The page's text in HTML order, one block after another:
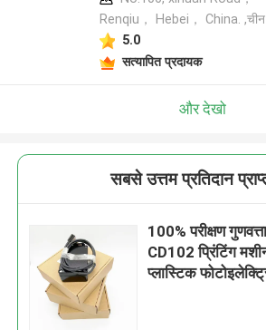
Renqiu， Hebei， China. ,चीन
5.0
सत्यापित प्रदायक
और देखो
सबसे उत्तम प्रतिदान
100% परीक्षण
CD102 प्रिंटिंग
प्लास्टिक